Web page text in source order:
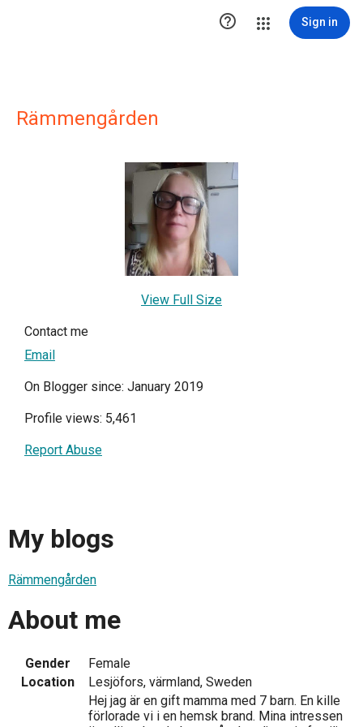
 Sign in
Rämmengården
View Full Size
Contact me
Email
On Blogger since: January 2019
Profile views: 5,461
Report Abuse
My blogs
Rämmengården
About me
Gender
Female
Location
Lesjöfors, värmland, Sweden
Hej jag är en gift mamma med 7 barn. En kille
förlorade vi i en hemsk brand. Mina intressen